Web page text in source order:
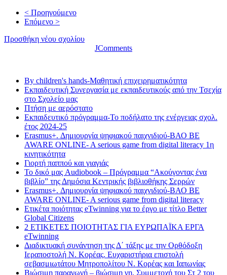
< Προηγούμενο
Επόμενο >
Προσθήκη νέου σχολίου
JComments
By children's hands-Μαθητική επιχειρηματικότητα
Εκπαιδευτική Συνεργασία με εκπαιδευτικούς από την Τσεχία
στο Σχολείο μας
Πτήση με αερόστατο
Εκπαιδευτικό πρόγραμμα-Το ποδήλατο της ενέργειας σχολ.
έτος 2024-25
Erasmus+. Δημιουργία ψηφιακού παιχνιδιού-ΒΑΟ BE
AWARE ONLINE- A serious game from digital literacy 1η
κινητικότητα
Γιορτή παππού και γιαγιάς
Το δικό μας Audiobook – Πρόγραμμα “Ακούγοντας ένα
βιβλίο” της Δημόσια Κεντρικής βιβλιοθήκης Σερρών
Erasmus+. Δημιουργία ψηφιακού παιχνιδιού-ΒΑΟ BE
AWARE ONLINE- A serious game from digital literacy
Ετικέτα ποιότητας eTwinning για το έργο με τίτλο Better
Global Citizens
2 ΕΤΙΚΕΤΕΣ ΠΟΙΟΤΗΤΑΣ ΓΙΑ ΕΥΡΩΠΑΪΚΑ ΕΡΓΑ
eTwinning
Διαδικτυακή συνάντηση της Δ΄ τάξης με την Ορθόδοξη
Ιεραποστολή Ν. Κορέας. Ευχαριστήρια επιστολή
σεβασμιωτάτου Μητροπολίτου Ν. Κορέας και Ιαπωνίας
Βιώσιμη παραγωγή – βιώσιμη γη. Συμμετοχή του Στ 2 του